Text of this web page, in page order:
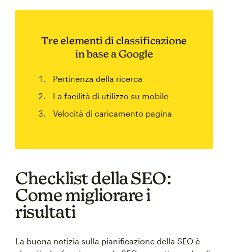
Tre elementi di classificazione
in base a Google
Pertinenza della ricerca
La facilità di utilizzo su mobile
Velocità di caricamento pagina
Checklist della SEO:
Come migliorare i
risultati
La buona notizia sulla pianificazione della SEO è